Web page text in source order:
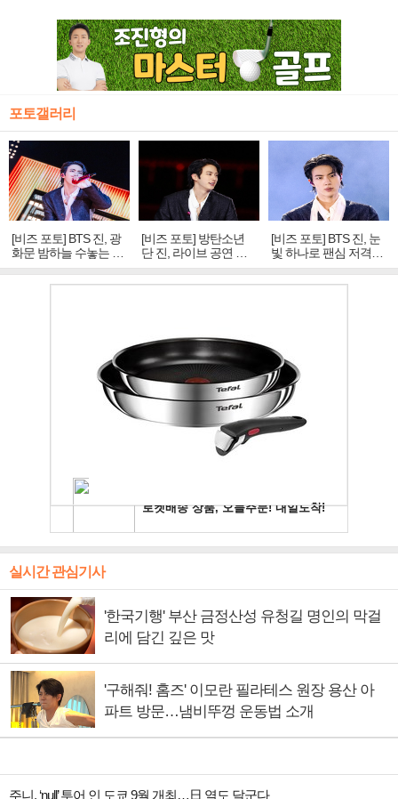
포토갤러리
[비즈 포토] BTS 진, 광
화문 밤하늘 수놓는 '비
주얼 킹'의 열창
[비즈 포토] 방탄소년
단 진, 라이브 공연 중
빛나는 독보적 아우라
[비즈 포토] BTS 진, 눈
빛 하나로 팬심 저격…
독보적 카리스마
실시간 관심기사
'한국기행' 부산 금정산성 유청길 명인의 막걸
리에 담긴 깊은 맛
'구해줘! 홈즈' 이모란 필라테스 원장 용산 아
파트 방문…냄비뚜껑 운동법 소개
주니, ‘null’ 투어 인 도쿄 9월 개최…日 열도 달군다